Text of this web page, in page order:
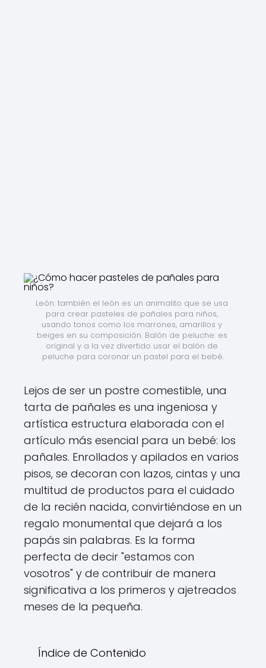
León: también el león es un animalito que se usa
para crear pasteles de pañales para niños,
usando tonos como los marrones, amarillos y
beiges en su composición. Balón de peluche: es
original y a la vez divertido usar el balón de
peluche para coronar un pastel para el bebé.
Lejos de ser un postre comestible, una
tarta de pañales es una ingeniosa y
artística estructura elaborada con el
artículo más esencial para un bebé: los
pañales. Enrollados y apilados en varios
pisos, se decoran con lazos, cintas y una
multitud de productos para el cuidado
de la recién nacida, convirtiéndose en un
regalo monumental que dejará a los
papás sin palabras. Es la forma
perfecta de decir "estamos con
vosotros" y de contribuir de manera
significativa a los primeros y ajetreados
meses de la pequeña.
Índice de Contenido